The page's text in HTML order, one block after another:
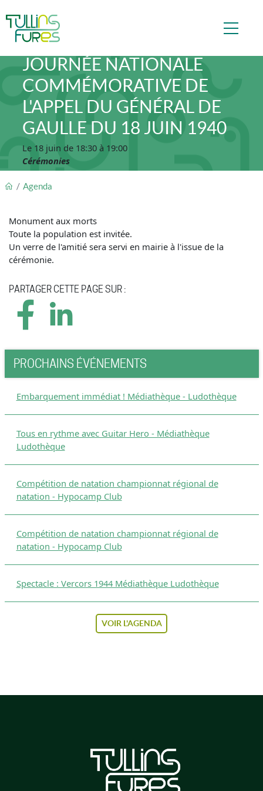
JOURNÉE NATIONALE
COMMÉMORATIVE DE
L'APPEL DU GÉNÉRAL DE
GAULLE DU 18 JUIN 1940
Le 18 juin de 18:30 à 19:00
Cérémonies
FIL D'ARIANE
Agenda
PROCHAINS ÉVÉNEMENTS
Embarquement immédiat ! Médiathèque - Ludothèque
Tous en rythme avec Guitar Hero - Médiathèque
Ludothèque
Compétition de natation championnat régional de
natation - Hypocamp Club
Compétition de natation championnat régional de
natation - Hypocamp Club
Spectacle : Vercors 1944 Médiathèque Ludothèque
VOIR L'AGENDA
Monument aux morts
Toute la population est invitée.
Un verre de l'amitié sera servi en mairie à l'issue de la
cérémonie.
PARTAGER CETTE PAGE SUR :